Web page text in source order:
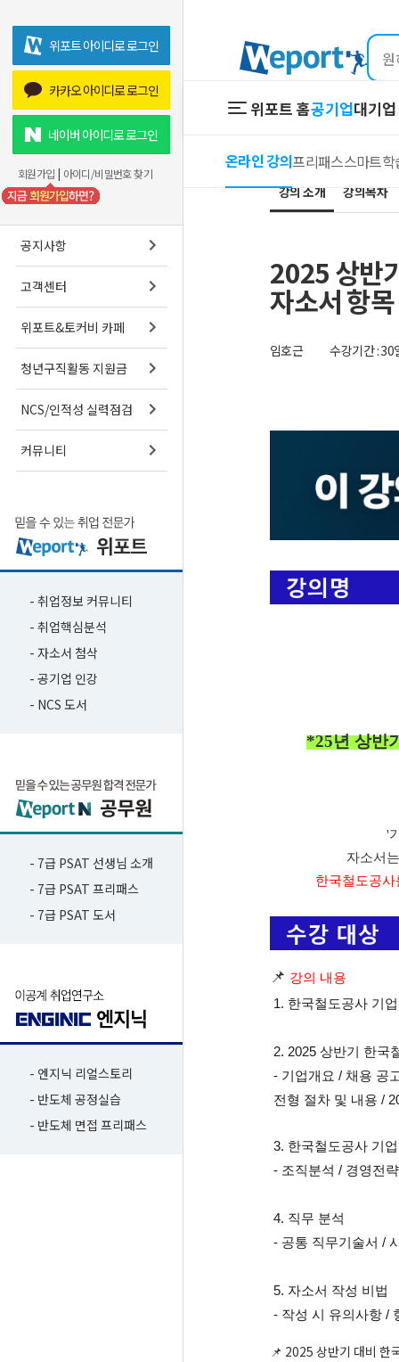
위포트 아이디로 로그인
카카오 아이디로 로그인
네이버 아이디로 로그인
회원가입 | 아이디/비밀번호 찾기
공지사항
고객센터
위포트&토커비 카페
청년구직활동 지원금
NCS/인적성 실력점검
커뮤니티
- 취업정보 커뮤니티
- 취업핵심분석
- 자소서 첨삭
- 공기업 인강
- NCS 도서
- 7급 PSAT 선생님 소개
- 7급 PSAT 프리패스
- 7급 PSAT 도서
- 엔지닉 리얼스토리
- 반도체 공정실습
- 반도체 면접 프리패스
위포트 홈공기업
온라인 강의프리패스스마트
대기
온라인 강
프리패스
스마트학
강의 소개 강의목차
2025 상반
자소서 항
임호근 수강기간 : 30
*25년 상반
'
자소서
한국철도공
📌 강의 내용
1. 한국철도공사 기
2. 2025 상반기 한국
- 기업개요 / 채용 공
전형 절차 및 내용 /
3. 한국철도공사 기
- 조직분석 / 경영전
4. 직무 분석
- 공통 직무기술서 /
5. 자소서 작성 비법
- 작성 시 유의사항 /
📌 2025 상반기 대비 한